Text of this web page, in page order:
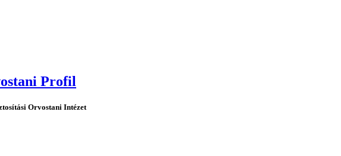
Profil
Orvostani Intézet